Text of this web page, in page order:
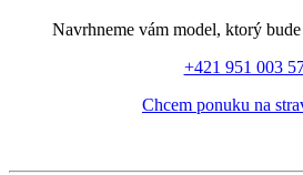
Navrhneme vám model, ktorý
+421 951 003
Chcem ponuku na